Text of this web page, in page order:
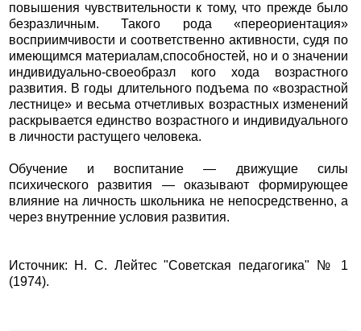
повышения чувствительности к тому, что прежде было
безразличным. Такого рода «переориентация»
восприимчивости и соответственно активности, судя по
имеющимся материалам,способностей, но и о значении
индивидуально-своеобразл кого хода возрастного
развития. В годы длительного подъема по «возрастной
лестнице» и весьма отчетливых возрастных изменений
раскрывается единство возрастного и индивидуального
в личности растущего человека.
Обучение и воспитание — движущие силы
психического развития — оказывают формирующее
влияние на личность школьника не непосредственно, а
через внутренние условия развития.
Источник: Н. С. Лейтес "Советская педагогика" № 1
(1974).